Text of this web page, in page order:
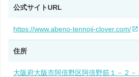
公式サイトURL
https://www.abeno-tennoji-clover.com/
住所
大阪府大阪市阿倍野区阿倍野筋１－２